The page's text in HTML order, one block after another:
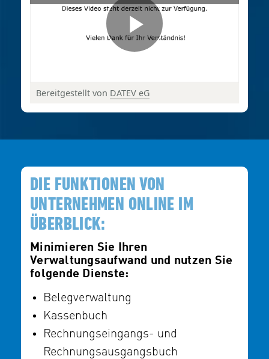
Bereitgestellt von DATEV eG
DIE FUNKTIONEN VON
UNTERNEHMEN ONLINE IM
ÜBERBLICK:
Minimieren Sie Ihren
Verwaltungsaufwand und nutzen Sie
folgende Dienste:
Belegverwaltung
Kassenbuch
Rechnungseingangs- und
Rechnungsausgangsbuch